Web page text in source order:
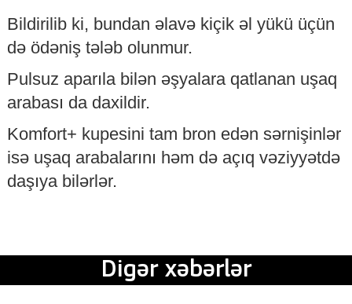
Bildirilib ki, bundan əlavə kiçik əl yükü üçün
də ödəniş tələb olunmur.
Pulsuz aparıla bilən əşyalara qatlanan uşaq
arabası da daxildir.
Komfort+ kupesini tam bron edən sərnişinlər
isə uşaq arabalarını həm də açıq vəziyyətdə
daşıya bilərlər.
Digər xəbərlər